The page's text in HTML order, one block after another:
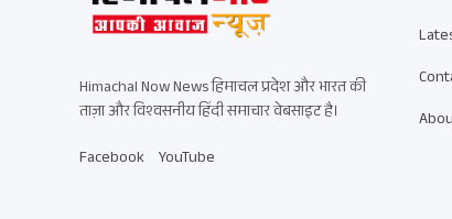
Himachal Now News हिमाचल प्रदेश और भारत की
ताज़ा और विश्वसनीय हिंदी समाचार वेबसाइट है।
Facebook YouTube